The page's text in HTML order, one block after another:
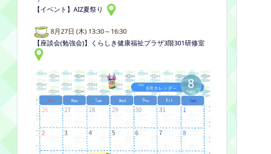
【イベント】AIZ夏祭り
8月27日 (木) 13:30～16:30
【座談会(勉強会)】くらしき健康福祉プラザ3階301研修室